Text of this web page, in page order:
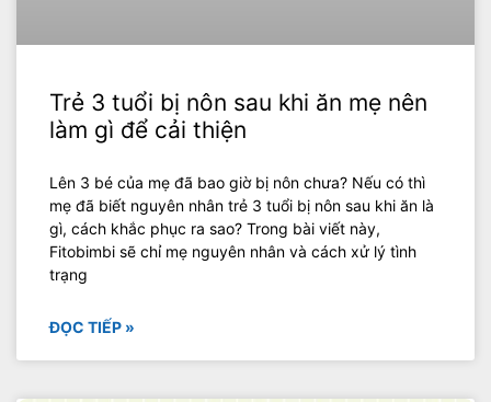
Trẻ 3 tuổi bị nôn sau khi ăn mẹ nên
làm gì để cải thiện
Lên 3 bé của mẹ đã bao giờ bị nôn chưa? Nếu có thì
mẹ đã biết nguyên nhân trẻ 3 tuổi bị nôn sau khi ăn là
gì, cách khắc phục ra sao? Trong bài viết này,
Fitobimbi sẽ chỉ mẹ nguyên nhân và cách xử lý tình
trạng
ĐỌC TIẾP »